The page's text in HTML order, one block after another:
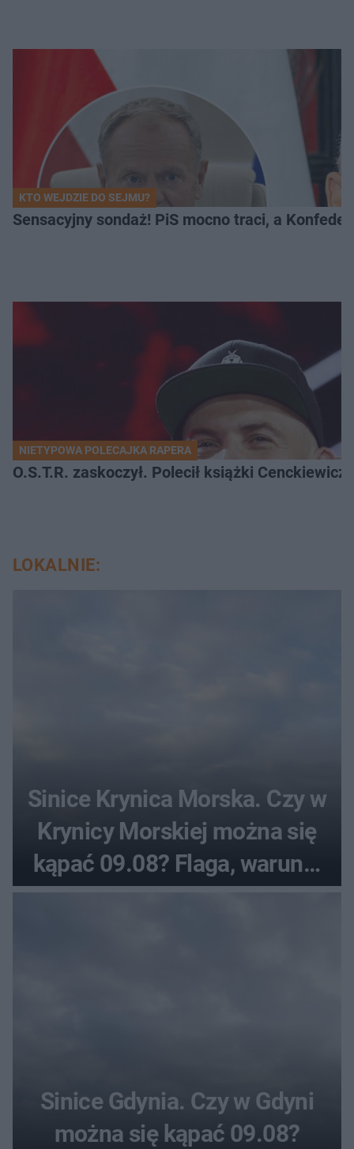
KTO WEJDZIE DO SEJMU?
Sensacyjny sondaż! PiS mocno traci, a
NIETYPOWA POLECAJKA RAPERA
O.S.T.R. zaskoczył. Polecił książki
LOKALNIE:
Sinice Krynica Morska. Czy w
Krynicy Morskiej można się
kąpać 09.08? Flaga, warunki
Sinice Gdynia. Czy w Gdyni
można się kąpać 09.08?